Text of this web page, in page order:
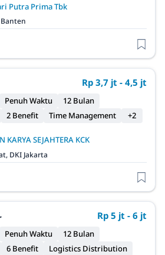
Putra Prima Tbk
Rp 3,7 jt - 4,5 jt
Penuh Waktu
12 Bulan
2 Benefit Time Management +2
KARYA SEJAHTERA KCK
DKI Jakarta
Rp 5 jt - 6 jt
Penuh Waktu
12 Bulan
6 Benefit
Logistics Distribution